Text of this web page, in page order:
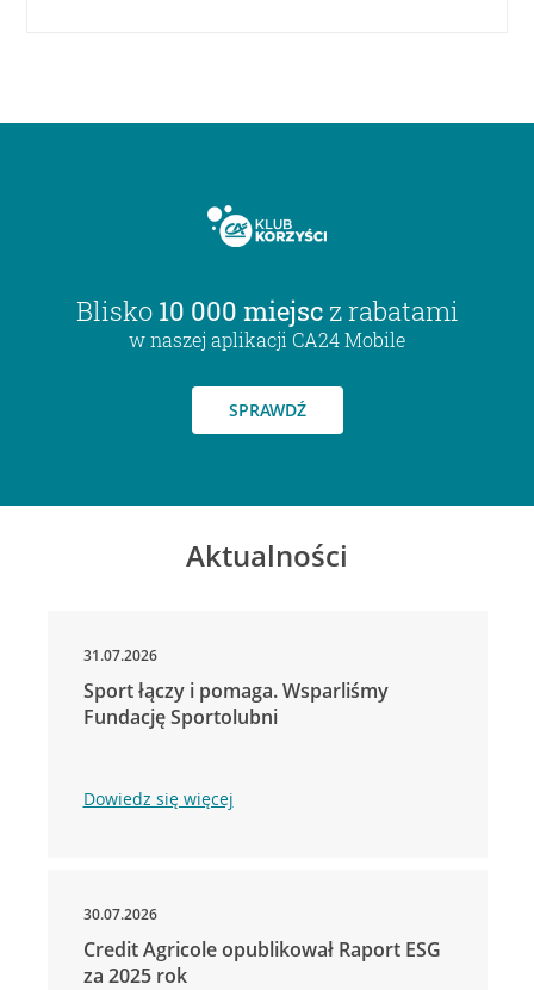
Blisko 10 000 miejsc z rabatami
w naszej aplikacji CA24 Mobile
SPRAWDŹ
Aktualności
31.07.2026
Sport łączy i pomaga. Wsparliśmy
Fundację Sportolubni
Dowiedz się więcej
30.07.2026
Credit Agricole opublikował Raport ESG
za 2025 rok